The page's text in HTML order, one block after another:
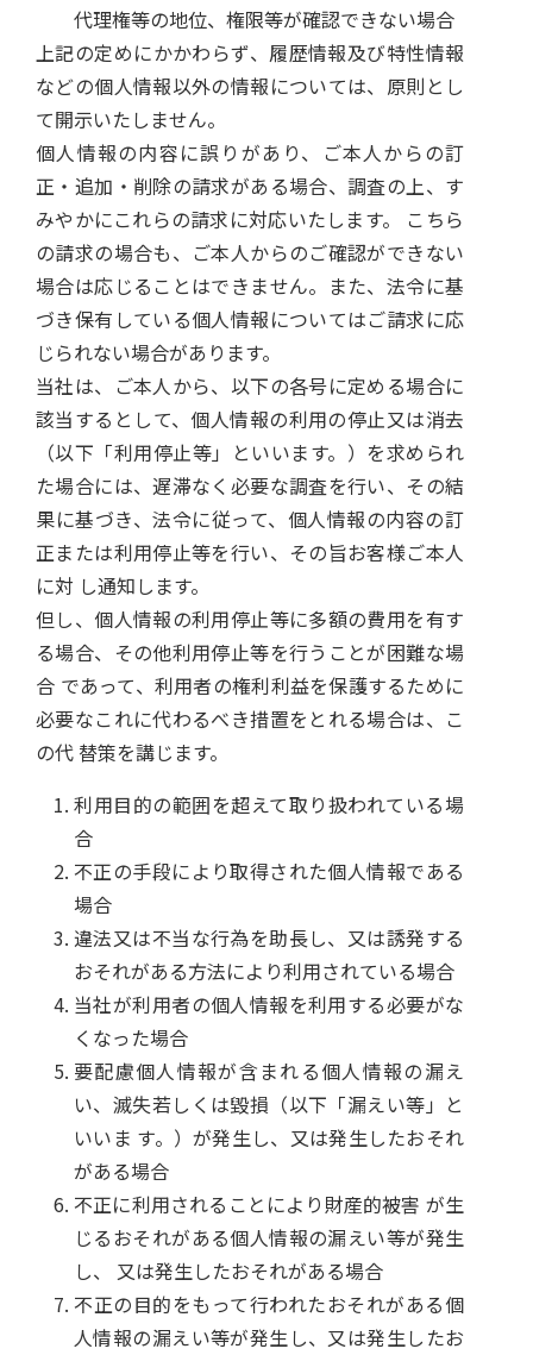
代理権等の地位、権限等が確認できない場合
上記の定めにかかわらず、履歴情報及び特性情報
などの個人情報以外の情報については、原則とし
て開示いたしません。
個人情報の内容に誤りがあり、ご本人からの訂
正・追加・削除の請求がある場合、調査の上、す
みやかにこれらの請求に対応いたします。 こちら
の請求の場合も、ご本人からのご確認ができない
場合は応じることはできません。また、法令に基
づき保有している個人情報についてはご請求に応
じられない場合があります。
当社は、ご本人から、以下の各号に定める場合に
該当するとして、個人情報の利用の停止又は消去
（以下「利用停止等」といいます。）を求められ
た場合には、遅滞なく必要な調査を行い、その結
果に基づき、法令に従って、個人情報の内容の訂
正または利用停止等を行い、その旨お客様ご本人
に対 し通知します。
但し、個人情報の利用停止等に多額の費用を有す
る場合、その他利用停止等を行うことが困難な場
合 であって、利用者の権利利益を保護するために
必要なこれに代わるべき措置をとれる場合は、こ
の代 替策を講じます。
利用目的の範囲を超えて取り扱われている場
合
不正の手段により取得された個人情報である
場合
違法又は不当な行為を助⾧し、又は誘発する
おそれがある方法により利用されている場合
当社が利用者の個人情報を利用する必要がな
くなった場合
要配慮個人情報が含まれる個人情報の漏え
い、滅失若しくは毀損（以下「漏えい等」と
いいま す。）が発生し、又は発生したおそれ
がある場合
不正に利用されることにより財産的被害 が生
じるおそれがある個人情報の漏えい等が発生
し、 又は発生したおそれがある場合
不正の目的をもって行われたおそれがある個
人情報の漏えい等が発生し、又は発生したお